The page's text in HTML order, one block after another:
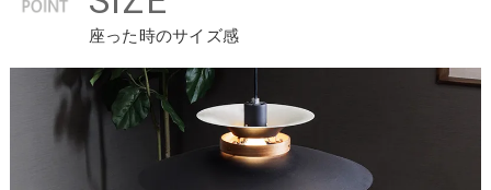
座った時のサイズ感